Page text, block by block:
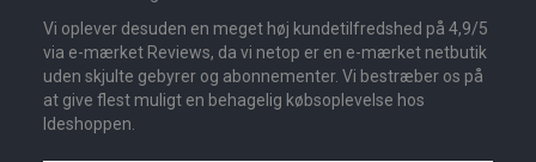
Vi oplever desuden en meget høj kundetilfredshed på 4,9/5
via e-mærket Reviews, da vi netop er en e-mærket netbutik
uden skjulte gebyrer og abonnementer. Vi bestræber os på
at give flest muligt en behagelig købsoplevelse hos
Ideshoppen.